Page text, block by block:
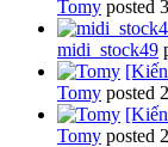
Tomy posted
midi_stock49
Tomy posted
Tomy posted